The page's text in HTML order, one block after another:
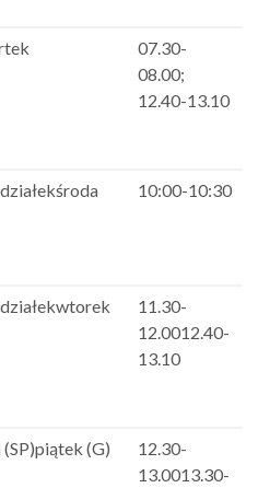
07.30-
08.00;
12.40-13.10
10:00-10:30
11.30-
12.0012.40-
13.10
(G)
12.30-
13.0013.30-